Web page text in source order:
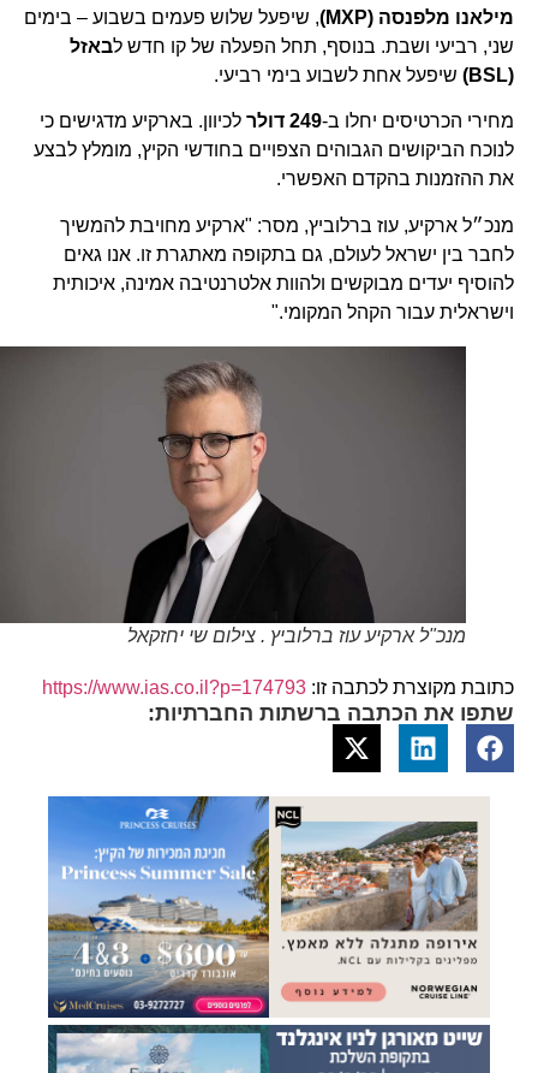
מילאנו מלפנסה (MXP)
, שיפעל שלוש פעמים בשבוע – בימים
שני, רביעי ושבת. בנוסף, תחל הפעלה של קו חדש לבאזל
שיפעל אחת לשבוע בימי רביעי.
מחירי הכרטיסים יחלו ב- 249 דולר
לכיוון. בארקיע מדגישים כי
לנוכח הביקושים הגבוהים הצפויים בחודשי הקיץ, מומלץ לבצע
את ההזמנות בהקדם האפשרי.
מנכ״ל ארקיע, עוז ברלוביץ, מסר: "ארקיע מחויבת להמשיך
לחבר בין ישראל לעולם, גם בתקופה מאתגרת זו. אנו גאים
להוסיף יעדים מבוקשים ולהוות אלטרנטיבה אמינה, איכותית
וישראלית עבור הקהל המקומי."
מנכ"ל ארקיע עוז ברלוביץ . צילום שי יחזקאל
כתובת מקוצרת לכתבה זו: https://www.ias.co.il?p=174793
שתפו את הכתבה ברשתות החברתיות: